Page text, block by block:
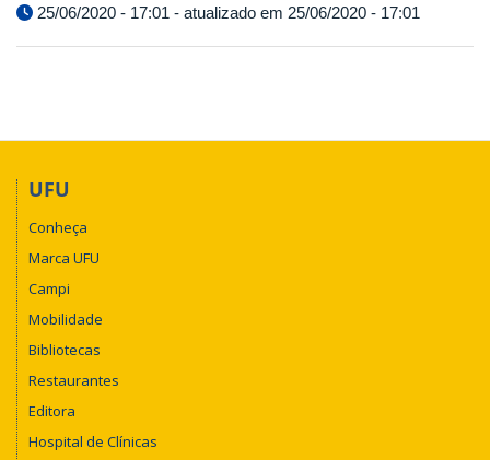
25/06/2020 - 17:01 - atualizado em 25/06/2020 - 17:01
UFU
Conheça
Marca UFU
Campi
Mobilidade
Bibliotecas
Restaurantes
Editora
Hospital de Clínicas